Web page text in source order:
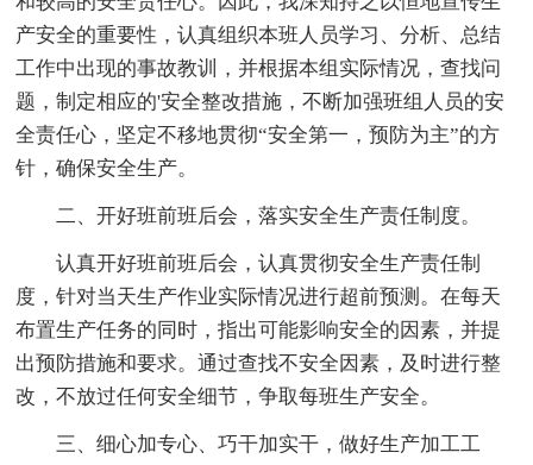
产安全的重要性，认真组织本班人员学习、分析、总结
工作中出现的事故教训，并根据本组实际情况，查找问
题，制定相应的'安全整改措施，不断加强班组人员的安
全责任心，坚定不移地贯彻“安全第一，预防为主”的方
针，确保安全生产。
二、开好班前班后会，落实安全生产责任制度。
认真开好班前班后会，认真贯彻安全生产责任制
度，针对当天生产作业实际情况进行超前预测。在每天
布置生产任务的同时，指出可能影响安全的因素，并提
出预防措施和要求。通过查找不安全因素，及时进行整
改，不放过任何安全细节，争取每班生产安全。
三、细心加专心、巧干加实干，做好生产加工工